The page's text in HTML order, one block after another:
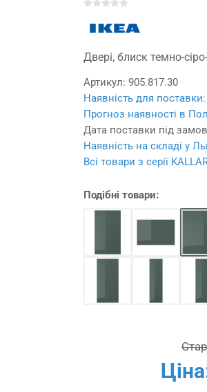
Двері, блиск темно-
Артикул: 905.817.30
Наявність для поставки:
Прогноз наявності в
Дата поставки під
Наявність на складі у
Всі товари з серії
Подібні товари: